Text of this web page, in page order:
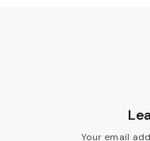
Your email